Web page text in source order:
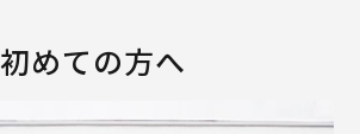
初めての方へ